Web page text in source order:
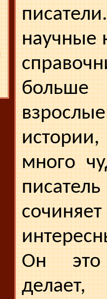
науч­ные
мно­го
Он
делает,